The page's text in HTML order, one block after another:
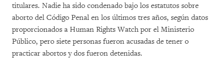
titulares. Nadie ha sido condenado bajo los estatutos sobre
aborto del Código Penal en los últimos tres años, según datos
proporcionados a Human Rights Watch por el Ministerio
Público, pero siete personas fueron acusadas de tener o
practicar abortos y dos fueron detenidas.